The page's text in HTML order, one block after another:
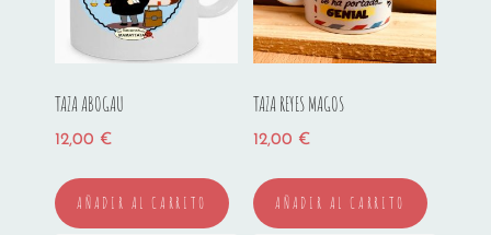
TAZA ABOGAU
12,00 €
AÑADIR AL CARRITO
TAZA REYES MAGOS
12,00 €
AÑADIR AL CARRITO